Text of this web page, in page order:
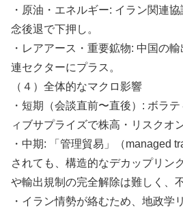
・原油・エネルギー: イラン関連
念後退で下押し。
・レアアース・重要鉱物: 中国の
連セクターにプラス。
（４）全体的なマクロ影響
・短期（会談直前〜直後）: ボラ
ィブサプライズで株高・リスクオン
・中期: 「管理貿易」（managed
されても、構造的なデカップリン
や輸出規制の完全解除は難しく、
・イラン情勢が絡むため、地政学